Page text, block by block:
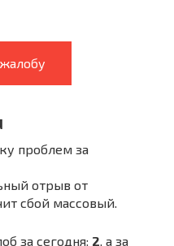
проблем за
отрыв от
сбой массовый.
за сегодня: 2 , а за